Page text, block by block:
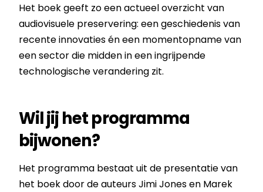
Het boek geeft zo een actueel overzicht van
audiovisuele preservering: een geschiedenis van
recente innovaties én een momentopname van
een sector die midden in een ingrijpende
technologische verandering zit.
Wil jij het programma
bijwonen?
Het programma bestaat uit de presentatie van
het boek door de auteurs Jimi Jones en Marek